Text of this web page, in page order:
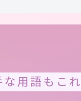
るファンダメン